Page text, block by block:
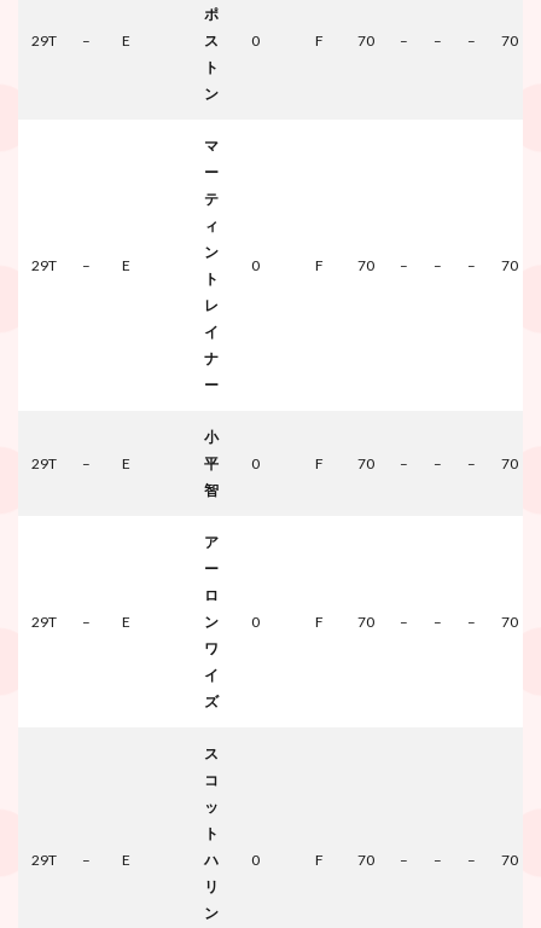
29T – E
ポ
ス
ト
ン
0 F 70 – – – 70
29T – E
マ
ー
テ
ィ
ン
ト
レ
イ
ナ
ー
0 F 70 – – – 70
29T – E
小
平
智
0 F 70 – – – 70
29T – E
ア
ー
ロ
ン
ワ
イ
ズ
0 F 70 – – – 70
29T – E
ス
コ
ッ
ト
ハ
リ
ン
0 F 70 – – – 70